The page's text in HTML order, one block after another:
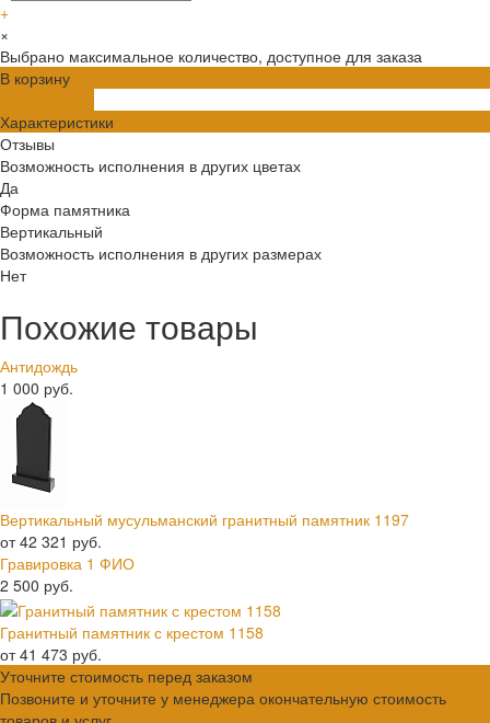
+
×
Выбрано максимальное количество, доступное для заказа
В корзину
Характеристики
Отзывы
Возможность исполнения в других цветах
Да
Форма памятника
Вертикальный
Возможность исполнения в других размерах
Нет
Похожие товары
Антидождь
1 000 руб.
Вертикальный мусульманский гранитный памятник 1197
от 42 321 руб.
Гравировка 1 ФИО
2 500 руб.
Гранитный памятник с крестом 1158
от 41 473 руб.
Уточните стоимость перед заказом
Позвоните и уточните у менеджера окончательную стоимость